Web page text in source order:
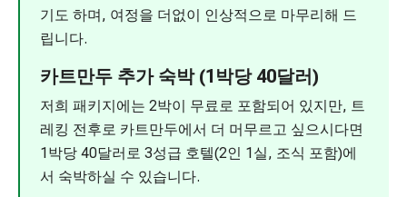
기도 하며, 여정을 더없이 인상적으로 마무리해 드
립니다.
카트만두 추가 숙박 (1박당 40달러)
저희 패키지에는 2박이 무료로 포함되어 있지만, 트
레킹 전후로 카트만두에서 더 머무르고 싶으시다면
1박당 40달러로 3성급 호텔(2인 1실, 조식 포함)에
서 숙박하실 수 있습니다.